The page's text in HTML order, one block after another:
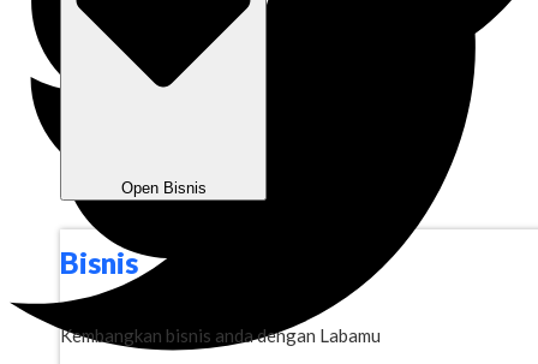
Open Bisnis
Bisnis
Kembangkan bisnis anda dengan Labamu